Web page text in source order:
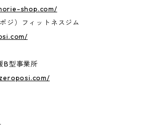
shop.com/
ジ）フィットネスジム
B型事業所